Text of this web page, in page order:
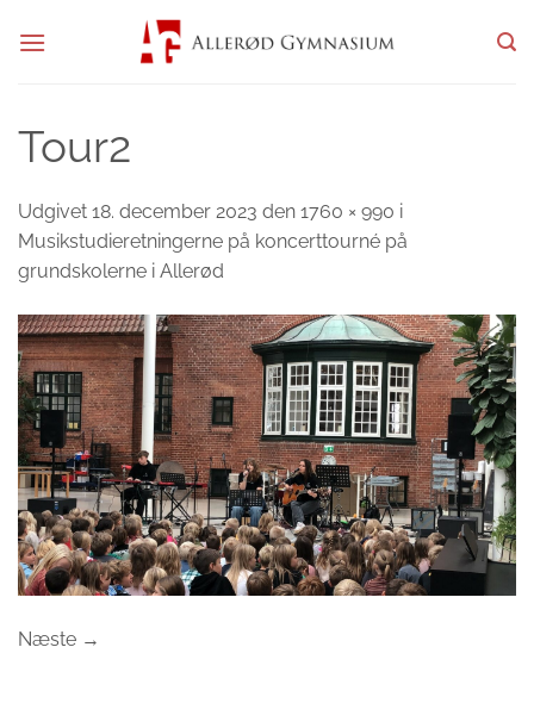
Tour2
Udgivet 18. december 2023 den 1760 × 990 i
Musikstudieretningerne på koncerttourné på
grundskolerne i Allerød
Næste →